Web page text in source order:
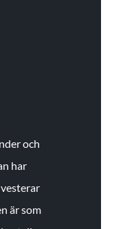
och
har
är som